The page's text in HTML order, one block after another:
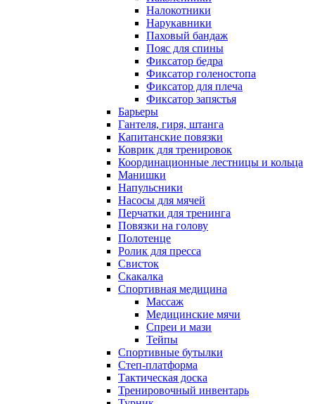
Налокотники
Нарукавники
Паховый бандаж
Пояс для спины
Фиксатор бедра
Фиксатор голеностопа
Фиксатор для плеча
Фиксатор запястья
Барьеры
Гантеля, гиря, штанга
Капитанские повязки
Коврик для тренировок
Координационные лестницы и кольца
Манишки
Напульсники
Насосы для мячей
Перчатки для тренинга
Повязки на голову
Полотенце
Ролик для пресса
Свисток
Скакалка
Спортивная медицина
Массаж
Медицинские мячи
Спреи и мази
Тейпы
Спортивные бутылки
Степ-платформа
Тактическая доска
Тренировочный инвентарь